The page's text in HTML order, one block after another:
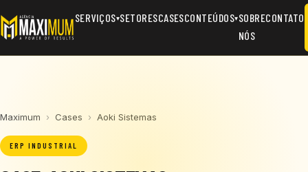
SERVIÇOS▾SETORESCASESCONTEÚDOS▾SOBRE
NÓS
CONTATO
Maximum › Cases › Aoki Sistemas
ERP INDUSTRIAL